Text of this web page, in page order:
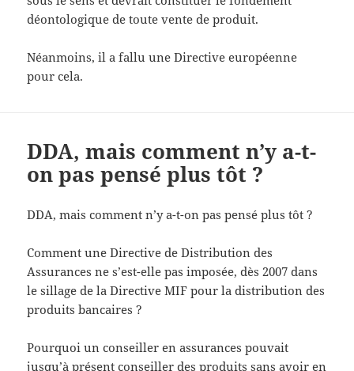
déontologique de toute vente de produit.
Néanmoins, il a fallu une Directive européenne
pour cela.
DDA, mais comment n’y a-t-
on pas pensé plus tôt ?
DDA, mais comment n’y a-t-on pas pensé plus tôt ?
Comment une Directive de Distribution des
Assurances ne s’est-elle pas imposée, dès 2007 dans
le sillage de la Directive MIF pour la distribution des
produits bancaires ?
Pourquoi un conseiller en assurances pouvait
jusqu’à présent conseiller des produits sans avoir en